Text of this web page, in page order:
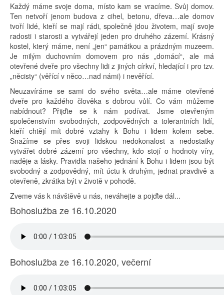
Každý máme svoje doma, místo kam se vracíme. Svůj domov.
Ten netvoří jenom budova z cihel, betonu, dřeva…ale domov
tvoří lidé, kteří se mají rádi, společně jdou životem, mají svoje
radosti i starosti a vytvářejí jeden pro druhého zázemí. Krásný
kostel, který máme, není „jen“ památkou a prázdným muzeem.
Je milým duchovním domovem pro nás „domácí“, ale má
otevřené dveře pro všechny lidi z jiných církví, hledající i pro tzv.
„něcisty“ (věřící v něco…nad námi) i nevěřící.
Neuzavíráme se sami do svého světa…ale máme otevřené
dveře pro každého člověka s dobrou vůlí. Co vám můžeme
nabídnout? Přijďte se k nám podívat. Jsme otevřeným
společenstvím svobodných, zodpovědných a tolerantních lidí,
kteří chtějí mít dobré vztahy k Bohu i lidem kolem sebe.
Snažíme se přes svoji lidskou nedokonalost a nedostatky
vytvářet dobré zázemí pro všechny, kdo stojí o hodnoty víry,
naděje a lásky. Pravidla našeho jednání k Bohu i lidem jsou být
svobodný a zodpovědný, mít úctu k druhým, jednat pravdivě a
otevřeně, zkrátka být v životě v pohodě.
Zveme vás k návštěvě u nás, neváhejte a pojďte dál...
Bohoslužba ze 16.10.2020
Bohoslužba ze 16.10.2020, večerní